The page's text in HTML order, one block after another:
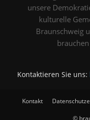
unsere
kulturelle
Braunschweig
brauchen
Kontaktieren Sie uns:
Kontakt
©